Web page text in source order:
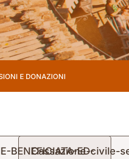
E DONAZIONI
BENEFICIATA-ED-
Cassazione-civile-